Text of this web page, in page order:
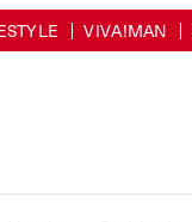
VIVA!MAN